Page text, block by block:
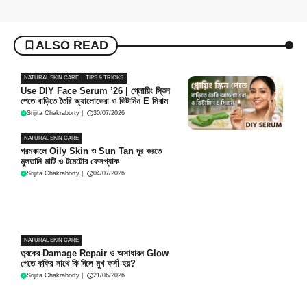
ALSO READ
NATURAL SKIN CARE TIPS & TRICKS
Use DIY Face Serum ’26 | গ্লোয়িং স্কিন
পেতে বাড়িতে তৈরি অ্যালোভেরা ও ভিটামিন E সিরাম
Srijita Chakraborty 30/07/2026
NATURAL SKIN CARE
গরমকালে Oily Skin ও Sun Tan দূর করতে
মুলতানি মাটি ও টমেটোর ফেসপ্যাক
Srijita Chakraborty 04/07/2026
NATURAL SKIN CARE
ত্বকের Damage Repair ও অসাধারন Glow
পেতে কফির সাথে কি দিলে মুখ ফর্সা হয়?
Srijita Chakraborty 21/06/2026